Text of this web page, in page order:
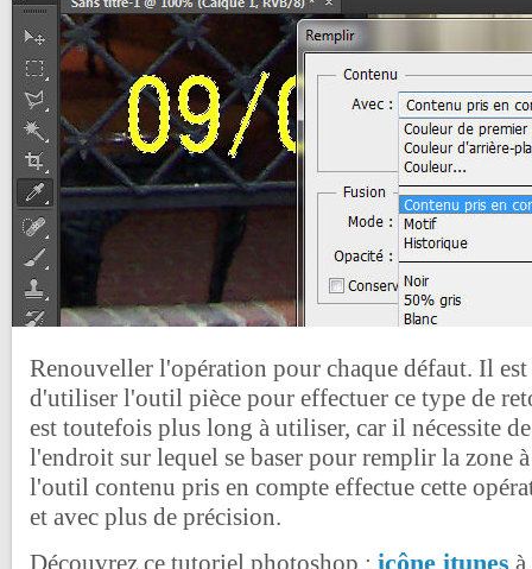
Renouveller l'opération pour chaque défaut. Il est
d'utiliser l'outil pièce pour effectuer ce type de
est toutefois plus long à utiliser, car il nécessite
l'endroit sur lequel se baser pour remplir la zone
l'outil contenu pris en compte effectue cette
et avec plus de précision.
Découvrez ce tutoriel photoshop : icône itunes